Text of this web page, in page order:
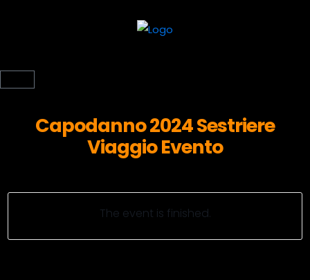
Capodanno 2024 Sestriere
Viaggio Evento
The event is finished.